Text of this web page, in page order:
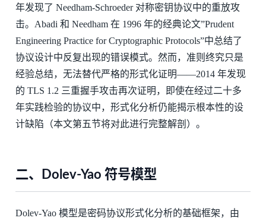
年发现了 Needham-Schroeder 对称密钥协议中的重放攻
击。Abadi 和 Needham 在 1996 年的经典论文”Prudent
Engineering Practice for Cryptographic Protocols”中总结了
协议设计中反复出现的错误模式。然而，准则终究只是
经验总结，无法替代严格的形式化证明——2014 年发现
的 TLS 1.2 三重握手攻击再次证明，即使在经过二十多
年实践检验的协议中，形式化分析仍能揭示根本性的设
计缺陷（本文第五节将对此进行完整解剖）。
二、Dolev-Yao 符号模型
Dolev-Yao 模型是密码协议形式化分析的基础框架，由